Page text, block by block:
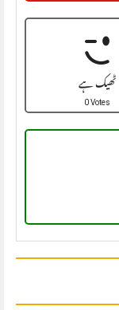
ٹھیک ہے
0 Votes